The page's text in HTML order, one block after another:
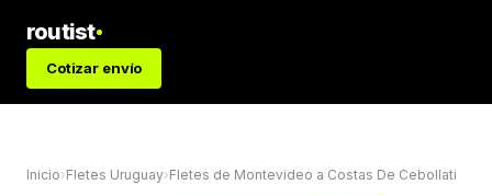
routist
Cotizar envío
Inicio›Fletes Uruguay›Fletes de Montevideo a Costas De Cebollati